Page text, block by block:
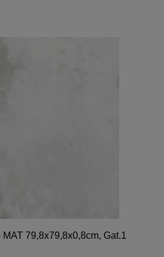
79,8x79,8x0,8cm, Gat.1